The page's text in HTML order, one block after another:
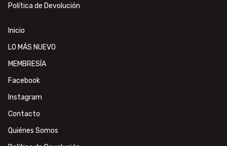
Política de Devolución
Inicio
LO MÁS NUEVO
MEMBRESÍA
Facebook
Instagram
Contacto
Quiénes Somos